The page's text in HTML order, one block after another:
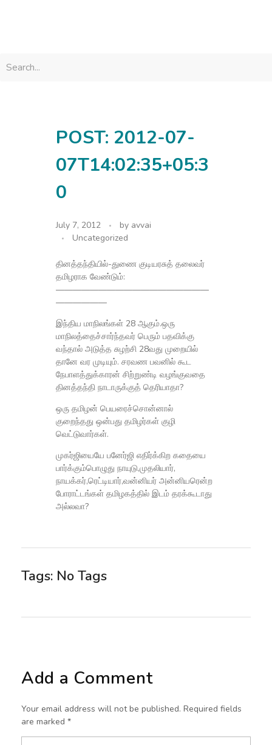
POST: 2012-07-
07T14:02:35+05:3
0
July 7, 2012 by avvai
Uncategorized
தினத்தந்தியில்-துணை குடியரசுத் தலைவர்
தமிழராக வேண்டும்:
——————————————————
——————
இந்திய மாநிலங்கள் 28 ஆகும்.ஒரு
மாநிலத்தைச்சார்ந்தவர் பெரும் பதவிக்கு
வந்தால் அடுத்த சுழற்சி 28வது முறையில்
தானே வர முடியும். சரவண பவனில் கூட
நேபாளத்துக்காரன் சிற்றுண்டி வழங்குவதை
தினத்தந்தி நாடாருக்குத் தெரியாதா?
ஒரு தமிழன் பெயரைச்சொன்னால்
குறைந்தது ஒன்பது தமிழர்கள் குழி
வெட்டுவார்கள்.
முகர்ஜியையே பனேர்ஜி எதிர்க்கிற கதையை
பார்க்கும்பொழுது நாயுடு,முதலியார்,
நாயக்கர்,ரெட்டியார்,வன்னியர் அன்னியரென்ற
போராட்டங்கள் தமிழகத்தில் இடம் தரக்கூடாது
அல்லவா?
Tags: No Tags
Add a Comment
Your email address will not be published. Required fields
are marked *